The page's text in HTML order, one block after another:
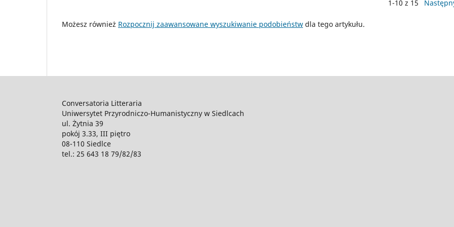
1-10 z 15
Możesz również Rozpocznij zaawansowane wyszukiwanie podobieństw dla tego artykułu.
Conversatoria Litteraria
Uniwersytet Przyrodniczo-Humanistyczny w Siedlcach
ul. Żytnia 39
pokój 3.33, III piętro
08-110 Siedlce
tel.: 25 643 18 79/82/83